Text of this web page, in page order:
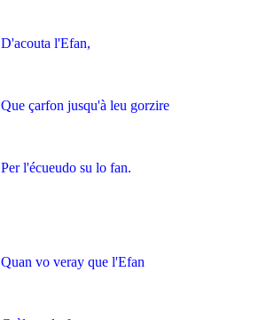
D'acouta l'Efan,
Que çarfon jusqu'à leu gorzire
Per l'écueudo su lo fan.
Quan vo veray que l'Efan